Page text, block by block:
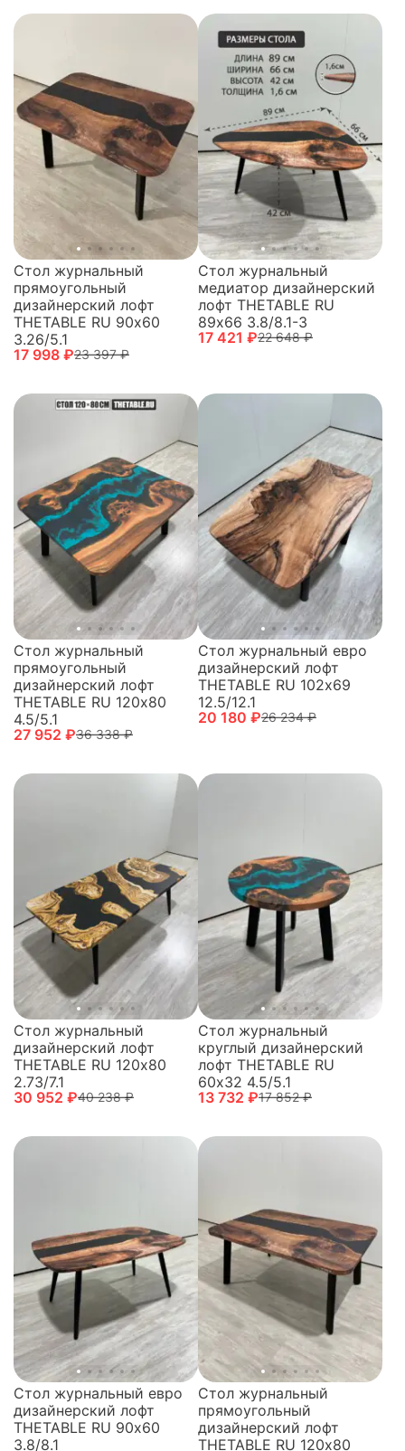
Стол журнальный
прямоугольный
дизайнерский лофт
THETABLE RU 90х60
3.26/5.1
17 998 ₽23 397 ₽
Стол журнальный
медиатор дизайнерский
лофт THETABLE RU
89х66 3.8/8.1-3
17 421 ₽22 648 ₽
Стол журнальный
прямоугольный
дизайнерский лофт
THETABLE RU 120х80
4.5/5.1
27 952 ₽36 338 ₽
Стол журнальный евро
дизайнерский лофт
THETABLE RU 102х69
12.5/12.1
20 180 ₽26 234 ₽
Стол журнальный
дизайнерский лофт
THETABLE RU 120х80
2.73/7.1
30 952 ₽40 238 ₽
Стол журнальный
круглый дизайнерский
лофт THETABLE RU
60х32 4.5/5.1
13 732 ₽17 852 ₽
Стол журнальный евро
дизайнерский лофт
THETABLE RU 90х60
3.8/8.1
Стол журнальный
прямоугольный
дизайнерский лофт
THETABLE RU 120х80